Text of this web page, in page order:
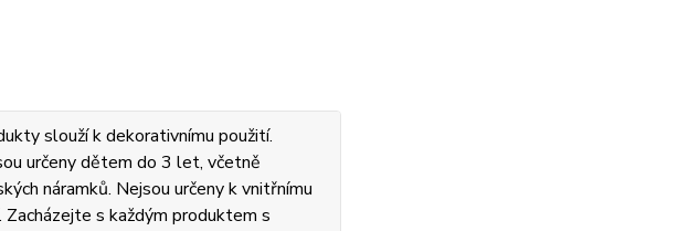
slouží k dekorativnímu použití.
určeny dětem do 3 let, včetně
náramků. Nejsou určeny k vnitřnímu
Zacházejte s každým produktem s